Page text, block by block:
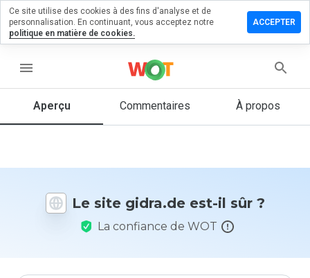
menu
Aperçu Commentaires À propos
Le site gidra.de est-il sûr ?
La confiance de WOT
un
Quelle
donneriez-
Ce site utilise des cookies à des fins d'analyse et de
personnalisation. En continuant, vous acceptez notre
politique en matière de cookies.
ACCEPTER